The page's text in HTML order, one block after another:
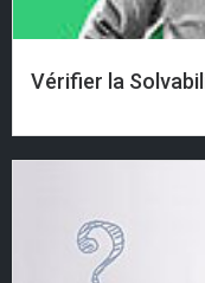
Vérifier la